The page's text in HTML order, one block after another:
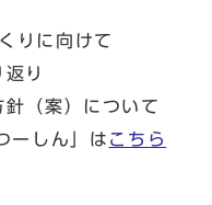
りに向けて
り
（案）について
しん」は こちら